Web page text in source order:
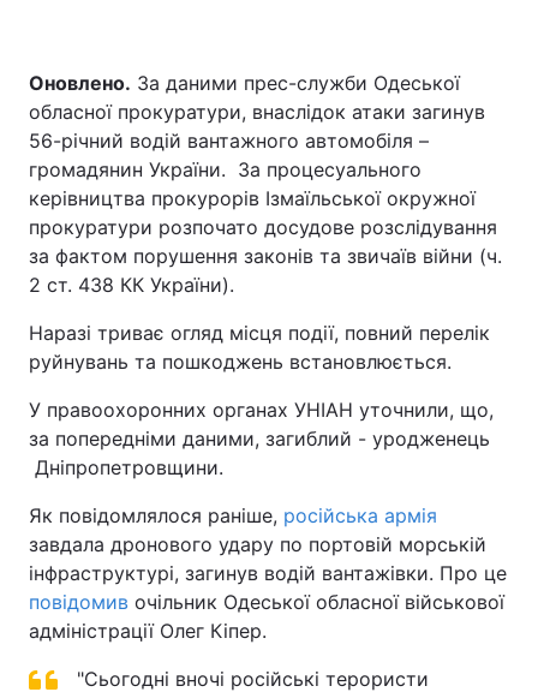
Оновлено. За даними прес-служби Одеської
обласної прокуратури, внаслідок атаки загинув
56-річний водій вантажного автомобіля –
громадянин України. За процесуального
керівництва прокурорів Ізмаїльської окружної
прокуратури розпочато досудове розслідування
за фактом порушення законів та звичаїв війни (ч.
2 ст. 438 КК України).
Наразі триває огляд місця події, повний перелік
руйнувань та пошкоджень встановлюється.
У правоохоронних органах УНІАН уточнили, що,
за попередніми даними, загиблий - уродженець
Дніпропетровщини.
Як повідомлялося раніше, російська армія
завдала дронового удару по портовій морській
інфраструктурі, загинув водій вантажівки. Про це
повідомив очільник Одеської обласної військової
адміністрації Олег Кіпер.
"Сьогодні вночі російські терористи